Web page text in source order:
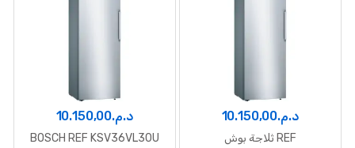
د.م.10.150,00
BOSCH REF KSV36VL30U
د.م.10.150,00
ثلاجة بوش REF